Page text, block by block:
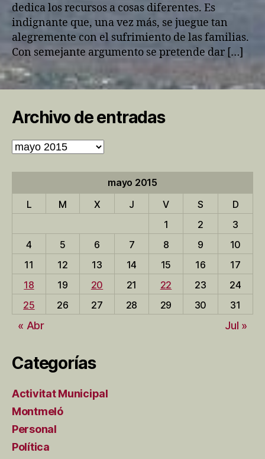
dedica los recursos a cosas diferentes. Es
indignante que, una vez más, se juegue tan
alegremente con el sufrimiento de las familias.
Con semejante argumento se pretende dar […]
Archivo de entradas
Archivo
de
entradas
mayo 2015
L
M X J V S
D
1
2
3
4
5 6 7 8 9
10
11
12 13 14 15 16
17
18
19 20 21 22 23
24
25
26 27 28 29 30 31
« Abr Jul »
Categorías
Activitat Municipal
Montmeló
Personal
Política